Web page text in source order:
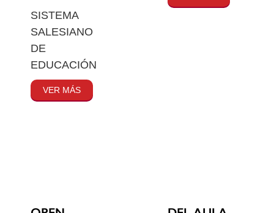
SISTEMA
SALESIANO
DE
EDUCACIÓN
VER MÁS